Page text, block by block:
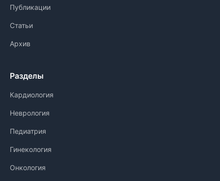
Публикации
Статьи
Архив
Разделы
Кардиология
Неврология
Педиатрия
Гинекология
Онкология